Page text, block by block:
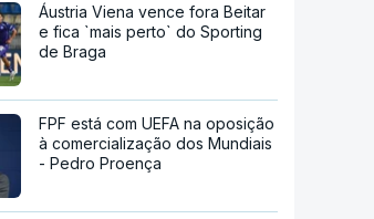
Áustria Viena vence fora Beitar
e fica `mais perto` do Sporting
de Braga
FPF está com UEFA na oposição
à comercialização dos Mundiais
- Pedro Proença